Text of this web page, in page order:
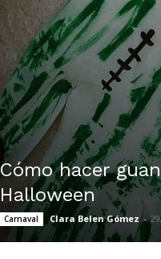
Cómo hacer
Halloween
Carnaval Clara Belen Gómez -